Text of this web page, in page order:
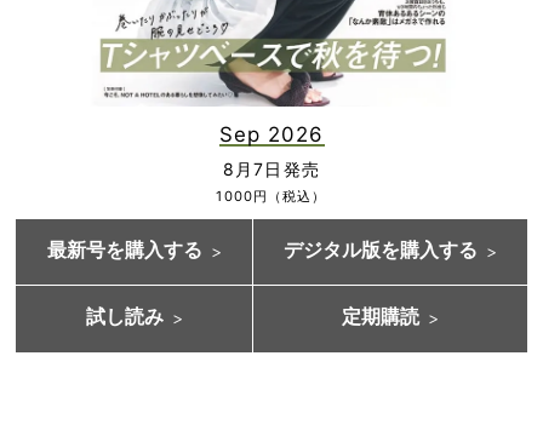
Sep 2026
8月7日発売
1000円（税込）
最新号を購入する デジタル版を購入する
試し読み 定期購読